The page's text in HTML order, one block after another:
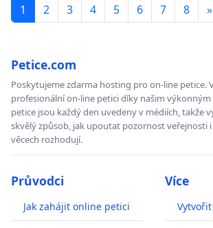
1 2 3 4 5 6 7 8 »
Petice.com
Poskytujeme zdarma hosting pro on-line petice.
profesionální on-line petici díky našim výkonným
petice jsou každý den uvedeny v médiích, takže
skvělý způsob, jak upoutat pozornost veřejnosti
věcech rozhodují.
Průvodci
Jak zahájit online petici
Více